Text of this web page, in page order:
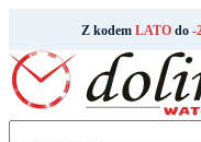
Z kodem LATOdo -